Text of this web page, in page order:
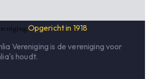
Opgericht in 1918
Vereniging is de vereniging voor
houdt.